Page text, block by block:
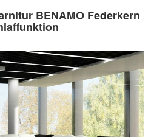
BENAMO Federkern